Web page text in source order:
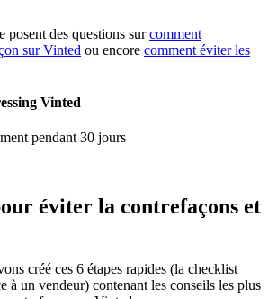
posent des questions surcomment
sur Vinted ou encore comment éviter les
Vinted
pendant 30 jours
éviter la contrefaçons et
créé ces 6 étapes rapides (la checklist
à un vendeur) contenant les conseils les plus